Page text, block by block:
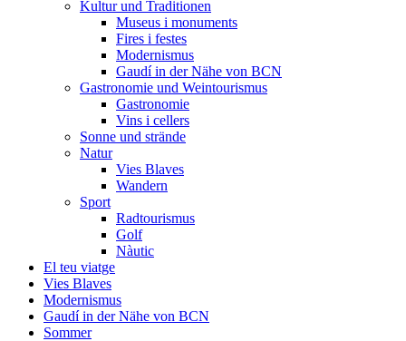
Kultur und Traditionen
Museus i monuments
Fires i festes
Modernismus
Gaudí in der Nähe von BCN
Gastronomie und Weintourismus
Gastronomie
Vins i cellers
Sonne und strände
Natur
Vies Blaves
Wandern
Sport
Radtourismus
Golf
Nàutic
El teu viatge
Vies Blaves
Modernismus
Gaudí in der Nähe von BCN
Sommer